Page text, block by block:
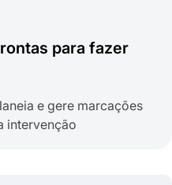
para fazer
e gere marcações
intervenção